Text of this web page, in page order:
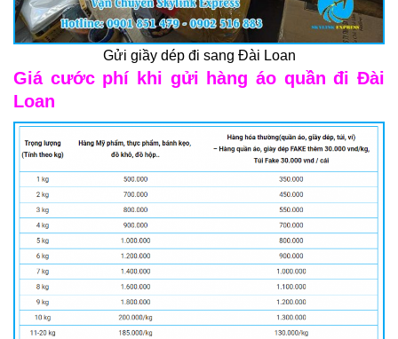
Gửi giầy dép đi sang Đài Loan
Giá cước phí khi gửi hàng áo quần đi Đài
Loan